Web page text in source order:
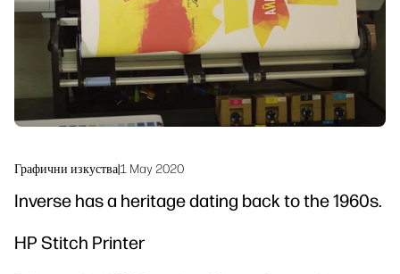
Графични изкуства|1 May 2020
Inverse has a heritage dating back to the 1960s.
HP Stitch Printer